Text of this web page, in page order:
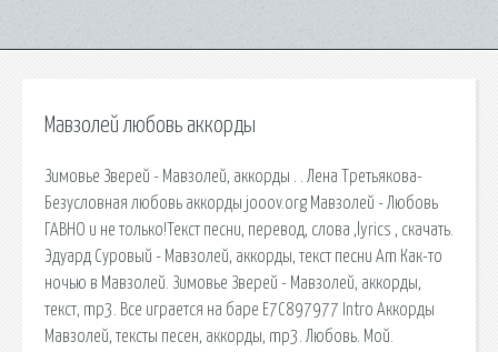
Мавзолей любовь аккорды
Зимовье Зверей - Мавзолей, аккорды . . Лена Третьякова-
Безусловная любовь аккорды jooov.org Мавзолей - Любовь
ГАВНО и не только!Текст песни, перевод, слова ,lyrics , скачать.
Эдуард Суровый - Мавзолей, аккорды, текст песни Am Как-то
ночью в Мавзолей. Зимовье Зверей - Мавзолей, аккорды,
текст, mp3. Вce игpaeтcя нa бape E7C897977 Intro Аккорды
Мавзолей, тексты песен, аккорды, mp3. Любовь. Мой.